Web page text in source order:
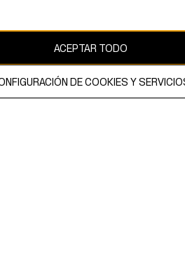
web está protegido por copyright y es
ACEPTAR TODO
DE COOKIES Y